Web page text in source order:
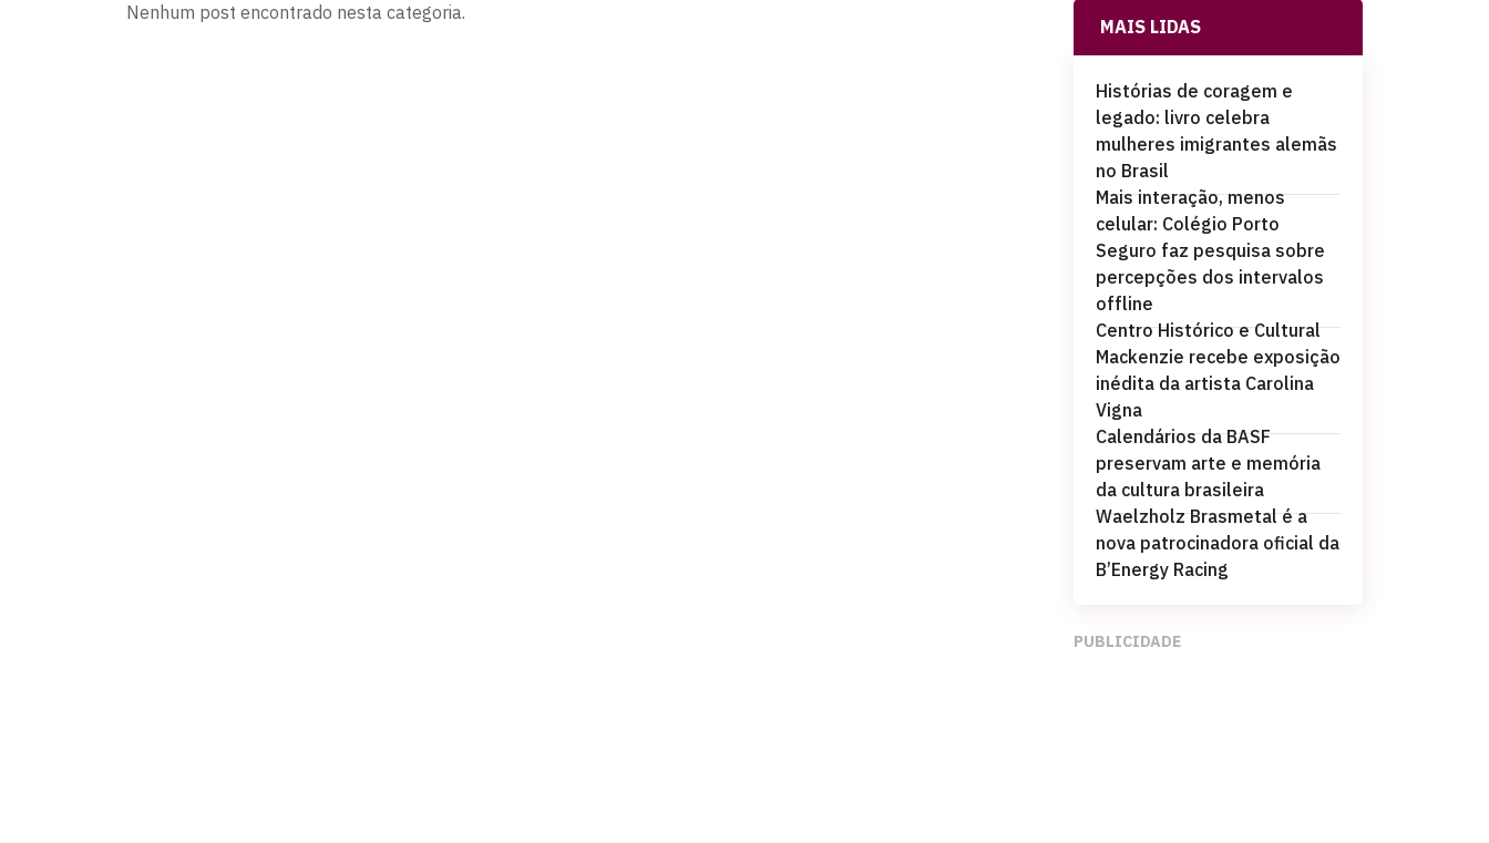
Nenhum post encontrado nesta categoria.
MAIS LIDAS
Histórias de coragem e
legado: livro celebra
mulheres imigrantes alemãs
no Brasil
Mais interação, menos
celular: Colégio Porto
Seguro faz pesquisa sobre
percepções dos intervalos
offline
Centro Histórico e Cultural
Mackenzie recebe exposição
inédita da artista Carolina
Vigna
Calendários da BASF
preservam arte e memória
da cultura brasileira
Waelzholz Brasmetal é a
nova patrocinadora oficial da
B’Energy Racing
PUBLICIDADE